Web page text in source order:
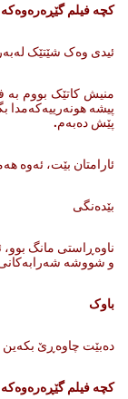
کچە فیلم گێڕەرەوەکە
ئیدی وه‌ک شێتێک
منیش کاتێک بووم به‌
پیشه‌ هونه‌رییه‌که‌مدا
پێش ده‌به‌م.
ئارامتان بێت، ئه‌وه‌
بێدەنگی
ناوه‌ڕاستی مانگ
و شووشه‌
باوک
ده‌بێت چاوه‌ڕێ بکه‌ین
کچە فیلم گێڕەرەوەکە